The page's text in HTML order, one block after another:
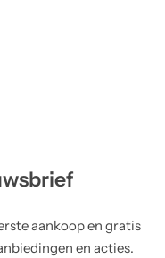
aankoop en gratis
en acties.